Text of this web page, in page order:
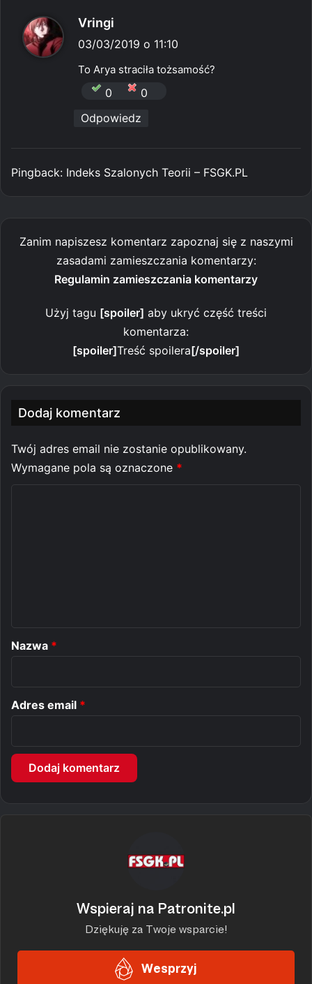
Vringi
i
:
03/03/2019 o 11:10
To Arya straciła tożsamość?
0
0
Odpowiedz
Pingback: Indeks Szalonych Teorii – FSGK.PL
Zanim napiszesz komentarz zapoznaj się z naszymi
zasadami zamieszczania komentarzy:
Regulamin zamieszczania komentarzy
Użyj tagu [spoiler] aby ukryć część treści
komentarza:
[spoiler]Treść spoilera[/spoiler]
Dodaj komentarz
Twój adres email nie zostanie opublikowany.
Wymagane pola są oznaczone *
r
Nazwa *
Adres email *